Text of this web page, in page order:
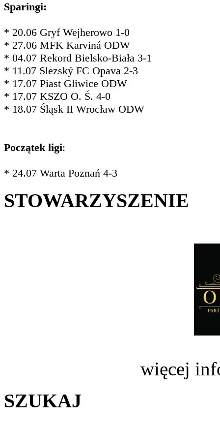
Sparingi:
* 20.06 Gryf Wejherowo 1-0
* 27.06 MFK Karviná ODW
* 04.07 Rekord Bielsko-Biała 3-1
* 11.07 Slezský FC Opava 2-3
* 17.07 Piast Gliwice ODW
* 17.07 KSZO O. Ś. 4-0
* 18.07 Śląsk II Wrocław ODW
Początek ligi:
* 24.07 Warta Poznań 4-3
STOWARZYSZENIE
więcej
SZUKAJ